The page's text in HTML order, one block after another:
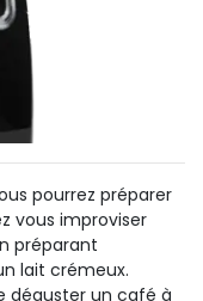
pourrez préparer
vous improviser
préparant
lait crémeux.
déguster un café à